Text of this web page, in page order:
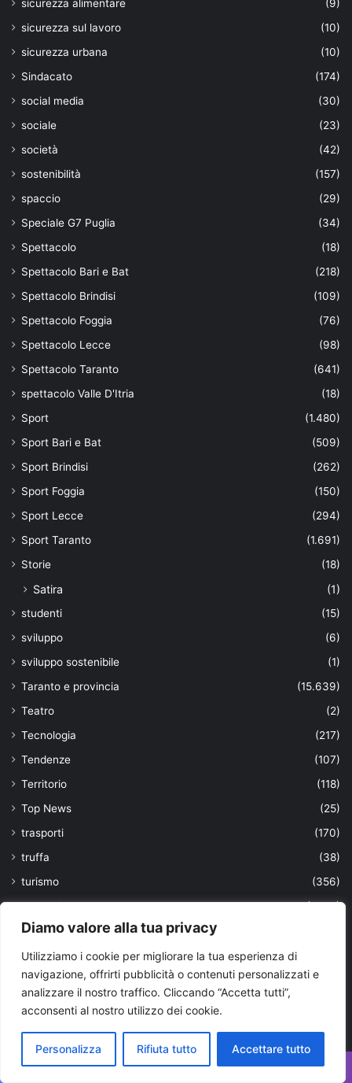
Diamo valore alla tua privacy
Utilizziamo i cookie per migliorare la tua esperienza di
navigazione, offrirti pubblicità o contenuti personalizzati e
analizzare il nostro traffico. Cliccando “Accetta tutti”,
acconsenti al nostro utilizzo dei cookie.
Personalizza Rifiuta tutto Accettare tutto
sicurezza alimentare
(9)
sicurezza sul lavoro
(10)
sicurezza urbana
(10)
Sindacato
(174)
social media
(30)
sociale
(23)
società
(42)
sostenibilità
(157)
spaccio
(29)
Speciale G7 Puglia
(34)
Spettacolo
(18)
Spettacolo Bari e Bat
(218)
Spettacolo Brindisi
(109)
Spettacolo Foggia
(76)
Spettacolo Lecce
(98)
Spettacolo Taranto
(641)
spettacolo Valle D'Itria
(18)
Sport
(1.480)
Sport Bari e Bat
(509)
Sport Brindisi
(262)
Sport Foggia
(150)
Sport Lecce
(294)
Sport Taranto
(1.691)
Storie
(18)
Satira (1)
studenti
(15)
sviluppo
(6)
sviluppo sostenibile
(1)
Taranto e provincia
(15.639)
Teatro
(2)
Tecnologia
(217)
Tendenze
(107)
Territorio
(118)
Top News
(25)
trasporti
(170)
truffa
(38)
turismo
(356)
ultimissime
(1.901)
università
Uomini
urbanistica locale
Valle d'Itria
VIAGGIARE IN PUGLIA